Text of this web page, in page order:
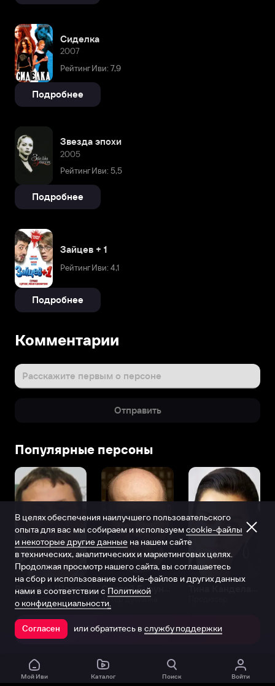
Сиделка
2007
Рейтинг Иви: 7,9
Подробнее
Звезда эпохи
2005
Рейтинг Иви: 5,5
Подробнее
Зайцев + 1
Рейтинг Иви: 4,1
Подробнее
Комментарии
Расскажите первым о персоне
Отправить
Популярные персоны
Виталий Шляппо
Продюсер Актёр дубляжа
Открыть в приложении
Мой Иви Каталог Поиск Войти
В целях обеспечения наилучшего пользовательского
опыта для вас мы собираем и используем cookie-файлы
и некоторые другие данные на нашем сайте
в технических, аналитических и маркетинговых целях.
Продолжая просмотр нашего сайта, вы соглашаетесь
на сбор и использование cookie-файлов и других данных
нами в соответствии с Политикой
о конфиденциальности.
Согласен или обратитесь в службу поддержки